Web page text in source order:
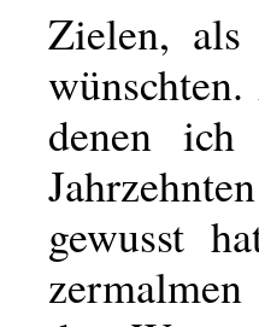
Zielen,
denen
gewusst